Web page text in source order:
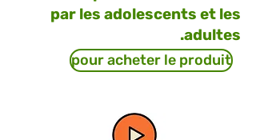
par les adolescents et les
adultes.
pour acheter le produit